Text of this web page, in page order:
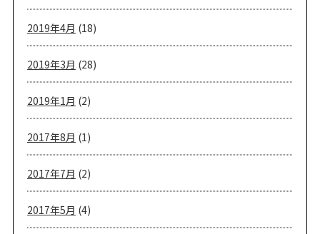
2019年4月 (18)
2019年3月 (28)
2019年1月 (2)
2017年8月 (1)
2017年7月 (2)
2017年5月 (4)